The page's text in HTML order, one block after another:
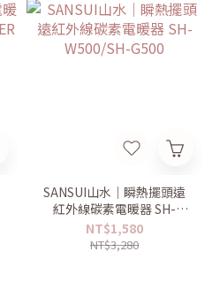
SANSUI山水｜瞬熱擺頭遠
紅外線碳素電暖器 SH-
W500/SH-G500
NT$1,580
NT$3,280